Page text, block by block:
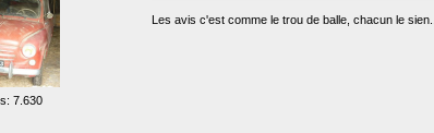
7.630
Les avis c'est comme le trou de balle, chacun le sien...